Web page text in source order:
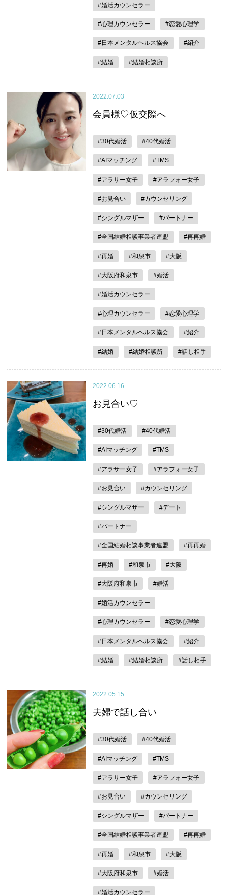
#婚活カウンセラー
#心理カウンセラー #恋愛心理学
#日本メンタルヘルス協会 #紹介
#結婚 #結婚相談所
2022.07.03
会員様♡仮交際へ
#30代婚活 #40代婚活
#AIマッチング #TMS
#アラサー女子 #アラフォー女子
#お見合い #カウンセリング
#シングルマザー #パートナー
#全国結婚相談事業者連盟 #再再婚
#再婚 #和泉市 #大阪
#大阪府和泉市 #婚活
#婚活カウンセラー
#心理カウンセラー #恋愛心理学
#日本メンタルヘルス協会 #紹介
#結婚 #結婚相談所 #話し相手
2022.06.16
お見合い♡
#30代婚活 #40代婚活
#AIマッチング #TMS
#アラサー女子 #アラフォー女子
#お見合い #カウンセリング
#シングルマザー #デート
#パートナー
#全国結婚相談事業者連盟 #再再婚
#再婚 #和泉市 #大阪
#大阪府和泉市 #婚活
#婚活カウンセラー
#心理カウンセラー #恋愛心理学
#日本メンタルヘルス協会 #紹介
#結婚 #結婚相談所 #話し相手
2022.05.15
夫婦で話し合い
#30代婚活 #40代婚活
#AIマッチング #TMS
#アラサー女子 #アラフォー女子
#お見合い #カウンセリング
#シングルマザー #パートナー
#全国結婚相談事業者連盟 #再再婚
#再婚 #和泉市 #大阪
#大阪府和泉市 #婚活
#婚活カウンセラー